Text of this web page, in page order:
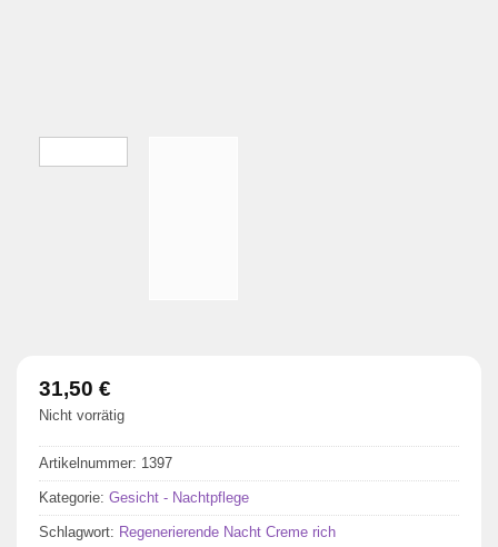
31,50 €
Nicht vorrätig
Artikelnummer: 1397
Kategorie: Gesicht - Nachtpflege
Schlagwort: Regenerierende Nacht Creme rich